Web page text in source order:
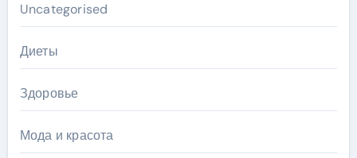
Uncategorised
Диеты
Здоровье
Мода и красота